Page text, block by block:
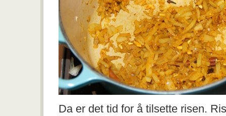
Da er det tid for å tilsette risen.